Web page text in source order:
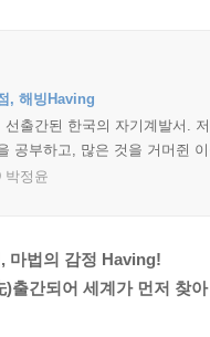
, 해빙Having
선출간된 한국의 자기계발서.
공부하고, 많은 것을 거머쥔
박정윤
마법의 감정 Having!
출간되어 세계가 먼저 찾